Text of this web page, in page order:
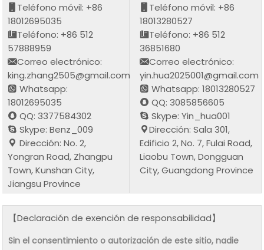
Teléfono móvil: +86
18012695035
Teléfono: +86 512
57888959
Correo electrónico:
king.zhang2505@gmail.com
Whatsapp:
18012695035
QQ: 3377584302
Skype: Benz_009
Dirección: No. 2,
Yongran Road, Zhangpu
Town, Kunshan City,
Jiangsu Province
Teléfono móvil: +86
18013280527
Teléfono: +86 512
36851680
Correo electrónico:
yin.hua2025001@gmail.com
Whatsapp: 18013280527
QQ: 3085856605
Skype: Yin_hua001
Dirección: Sala 301,
Edificio 2, No. 7, Fulai Road,
Liaobu Town, Dongguan
City, Guangdong Province
【Declaración de exención de responsabilidad】
Sin el consentimiento o autorización de este sitio, nadie